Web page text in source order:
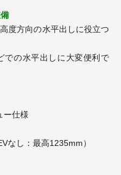
度方向の水平出しに役立つ
での水平出しに大変便利で
ー仕様
なし：最高1235mm）